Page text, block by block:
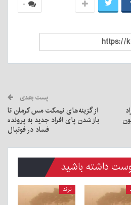
۰
پست بعدی
از گزینه‌های نیمکت مس کرمان تا
باز شدن پای افراد جدید به پرونده
فساد در فوتبال
داشته باشید
ترند